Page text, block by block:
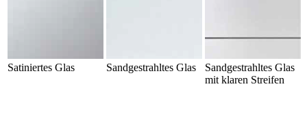
Satiniertes Glas Sandgestrahltes Glas
Sandgestrahltes Glas
mit klaren Streifen